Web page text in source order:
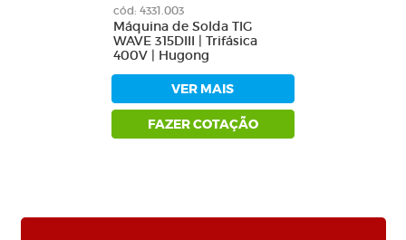
cód: 4331.003
Máquina de Solda TIG
WAVE 315DIII | Trifásica
400V | Hugong
VER MAIS
FAZER COTAÇÃO